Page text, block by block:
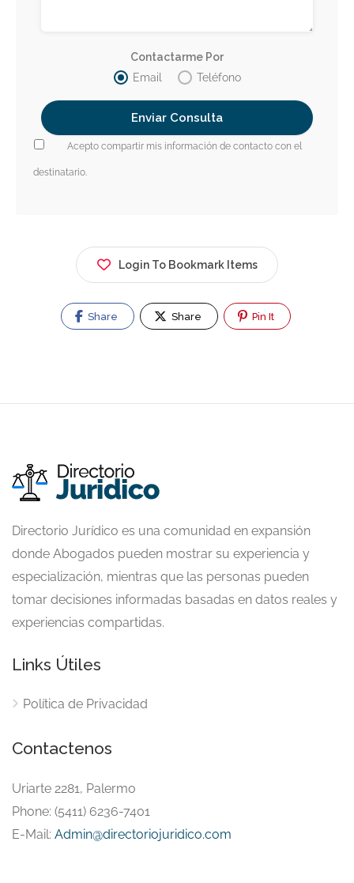
Contactarme Por
Email
Teléfono
Acepto compartir mis información de contacto con el
destinatario.
Login To Bookmark Items
Share Share Pin It
Directorio Jurídico es una comunidad en expansión
donde Abogados pueden mostrar su experiencia y
especialización, mientras que las personas pueden
tomar decisiones informadas basadas en datos reales y
experiencias compartidas.
Links Útiles
Política de Privacidad
Contactenos
Uriarte 2281, Palermo
Phone: (5411) 6236-7401
E-Mail: Admin@directoriojuridico.com